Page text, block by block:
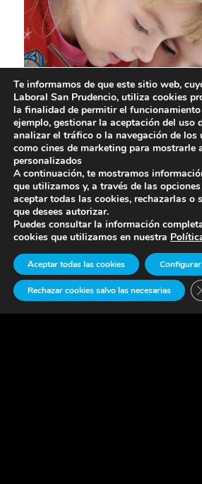
Complementaria Ayuda de
Te informamos de que este sitio web,
Laboral San Prudencio, utiliza cookies
la finalidad de permitir el
ejemplo, gestionar la aceptación del uso
analizar el tráfico o la navegación de los
como cines de marketing para mostrarle
personalizados
A continuación, te mostramos
que utilizamos y, a través de las
aceptar todas las cookies, rechazarlas o
que desees autorizar.
Puedes consultar la información
cookies que utilizamos en nuestra
Aceptar todas las cookies
Rechazar cookies salvo las necesarias